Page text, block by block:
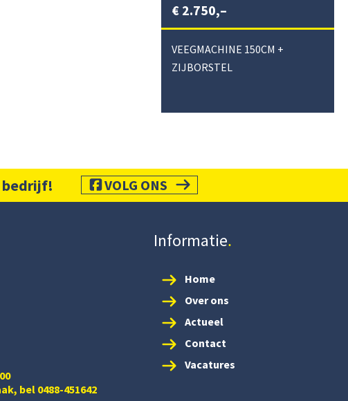
€ 2.750,–
VEEGMACHINE 150CM +
ZIJBORSTEL
bedrijf! VOLG ONS
bel 0488-451642
Informatie
Home
Over ons
Actueel
Contact
Vacatures